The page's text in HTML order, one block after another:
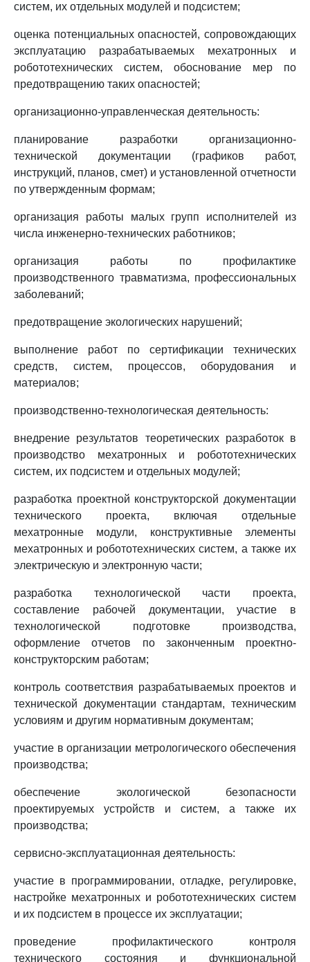
систем, их отдельных модулей и подсистем;
оценка потенциальных опасностей, сопровождающих
эксплуатацию разрабатываемых мехатронных и
робототехнических систем, обоснование мер по
предотвращению таких опасностей;
организационно-управленческая деятельность:
планирование разработки организационно-
технической документации (графиков работ,
инструкций, планов, смет) и установленной отчетности
по утвержденным формам;
организация работы малых групп исполнителей из
числа инженерно-технических работников;
организация работы по профилактике
производственного травматизма, профессиональных
заболеваний;
предотвращение экологических нарушений;
выполнение работ по сертификации технических
средств, систем, процессов, оборудования и
материалов;
производственно-технологическая деятельность:
внедрение результатов теоретических разработок в
производство мехатронных и робототехнических
систем, их подсистем и отдельных модулей;
разработка проектной конструкторской документации
технического проекта, включая отдельные
мехатронные модули, конструктивные элементы
мехатронных и робототехнических систем, а также их
электрическую и электронную части;
разработка технологической части проекта,
составление рабочей документации, участие в
технологической подготовке производства,
оформление отчетов по законченным проектно-
конструкторским работам;
контроль соответствия разрабатываемых проектов и
технической документации стандартам, техническим
условиям и другим нормативным документам;
участие в организации метрологического обеспечения
производства;
обеспечение экологической безопасности
проектируемых устройств и систем, а также их
производства;
сервисно-эксплуатационная деятельность:
участие в программировании, отладке, регулировке,
настройке мехатронных и робототехнических систем
и их подсистем в процессе их эксплуатации;
проведение профилактического контроля
технического состояния и функциональной